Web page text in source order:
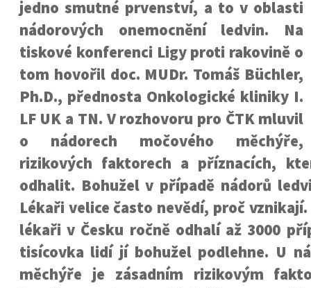
jedno smutné prvenství, a to v oblasti
nádorových onemocnění ledvin. Na
tiskové konferenci Ligy proti rakovině o
tom hovořil doc. MUDr. Tomáš Büchler,
Ph.D., přednosta Onkologické kliniky I.
LF UK a TN. V rozhovoru pro ČTK mluvil
o nádorech močového měchýře,
rizikových faktorech a příznacích,
odhalit. Bohužel v případě nádorů
Lékaři velice často nevědí, proč
lékaři v Česku ročně odhalí až 3000
tisícovka lidí jí bohužel podlehne. U
měchýře je zásadním rizikovým